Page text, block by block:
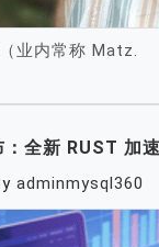
业内常称 Matz.
全新 RUST 加
adminmysql360